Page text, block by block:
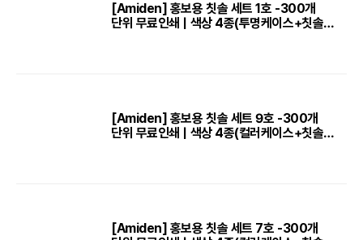
[Amiden] 홍보용 칫솔 세트 1호 -300개
단위 무료인쇄 | 색상 4종(투명케이스+칫솔
[Amiden] 홍보용 칫솔 세트 9호 -300개
단위 무료인쇄 | 색상 4종(컬러케이스+칫솔
[Amiden] 홍보용 칫솔 세트 7호 -300개